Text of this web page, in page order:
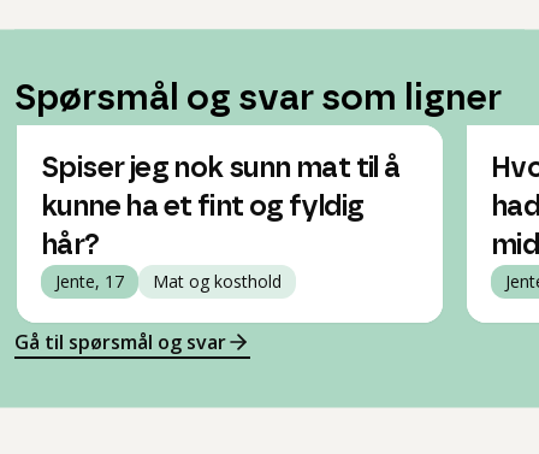
Spørsmål og svar som ligner
Spiser jeg nok sunn mat til å
kunne ha et fint og fyldig
hår?
Jente, 17 Mat og kosthold
Gå til spørsmål og svar